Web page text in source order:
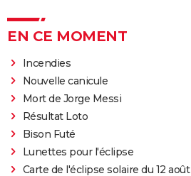
EN CE MOMENT
Incendies
Nouvelle canicule
Mort de Jorge Messi
Résultat Loto
Bison Futé
Lunettes pour l'éclipse
Carte de l'éclipse solaire du 12 août